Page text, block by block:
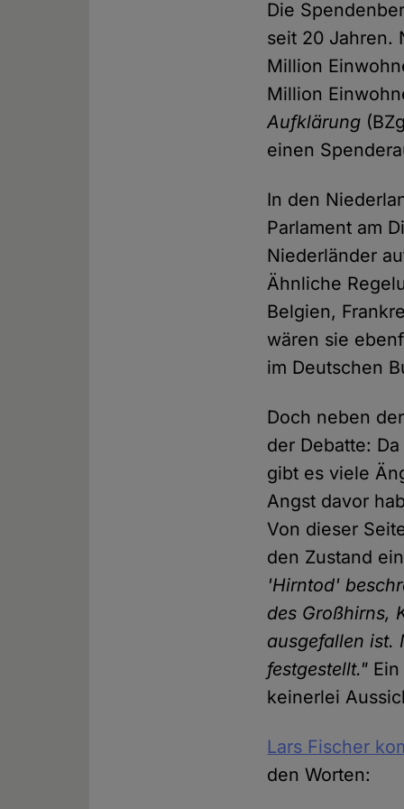
Die
seit 20 Jahren.
Million
Million
Aufklärung
einen
In den
Parlament am
Niederländer
Ähnliche
Belgien,
wären sie
im Deutschen
Doch neben
der Debatte:
gibt es viele
Angst davor
Von dieser
den Zustand
'Hirntod'
des Großhirns,
ausgefallen ist.
festgestellt."
keinerlei
Lars Fischer
den Worten: